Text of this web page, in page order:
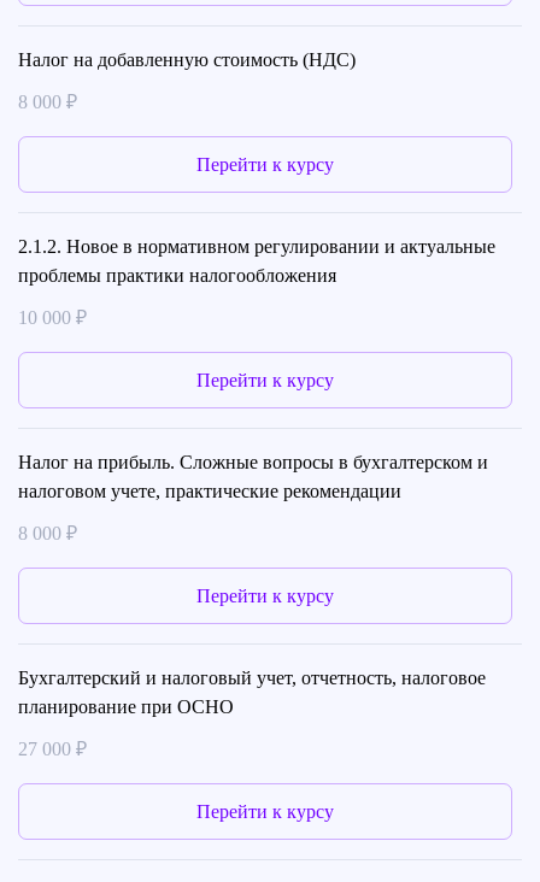
Налог на добавленную стоимость (НДС)
8 000 ₽
Перейти к курсу
2.1.2. Новое в нормативном регулировании и актуальные
проблемы практики налогообложения
10 000 ₽
Перейти к курсу
Налог на прибыль. Сложные вопросы в бухгалтерском и
налоговом учете, практические рекомендации
8 000 ₽
Перейти к курсу
Бухгалтерский и налоговый учет, отчетность, налоговое
планирование при ОСНО
27 000 ₽
Перейти к курсу